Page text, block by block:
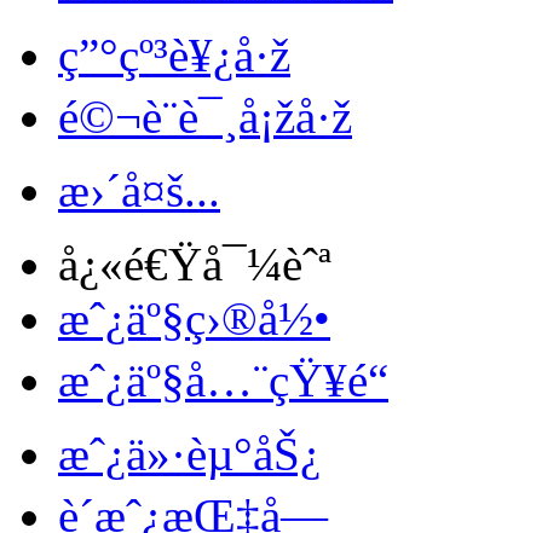
ç”°çº³è¥¿å·ž
é©¬è¨è¯¸å¡žå·ž
æ›´å¤š...
å¿«é€Ÿå¯¼èˆª
æˆ¿äº§ç›®å½•
æˆ¿äº§å…¨çŸ¥é“
æˆ¿ä»·èµ°åŠ¿
è´­æˆ¿æŒ‡å—